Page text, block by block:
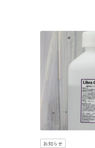
お知らせ